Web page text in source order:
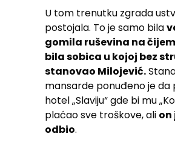
U tom trenutku zgrada
postojala. To je samo bila
gomila ruševina na
bila sobica u kojoj bez
stanovao Milojević.
mansarde ponuđeno je da
hotel „Slaviju“ gde bi mu
plaćao sve troškove, ali on
odbio.